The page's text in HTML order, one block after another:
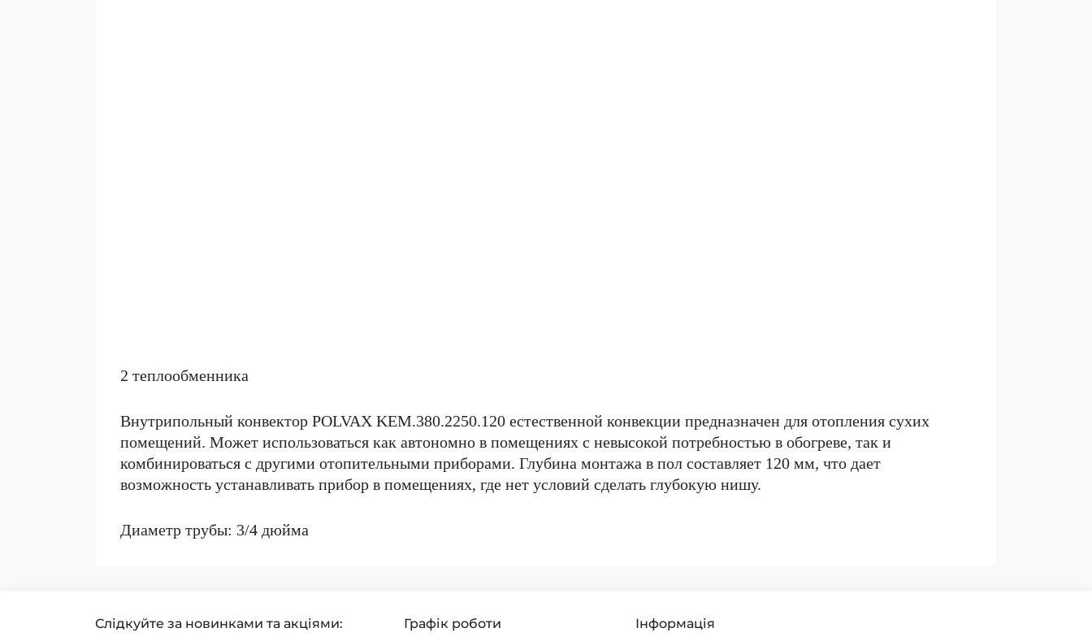
2 теплообменника
Внутрипольный конвектор POLVAX KEM.380.2250.120 естественной конвекции предназначен для отопления сухих
помещений. Может использоваться как автономно в помещениях с невысокой потребностью в обогреве, так и
комбинироваться с другими отопительными приборами. Глубина монтажа в пол составляет 120 мм, что дает
возможность устанавливать прибор в помещениях, где нет условий сделать глубокую нишу.
Диаметр трубы: 3/4 дюйма
Слідкуйте за новинками та акціями: Графік роботи Інформація